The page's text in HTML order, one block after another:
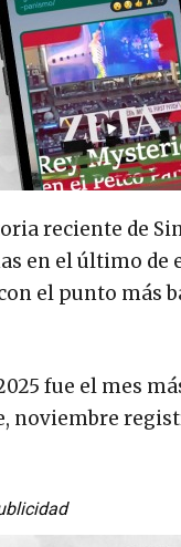
reciente de
en el último
el punto más
fue el mes
noviembre